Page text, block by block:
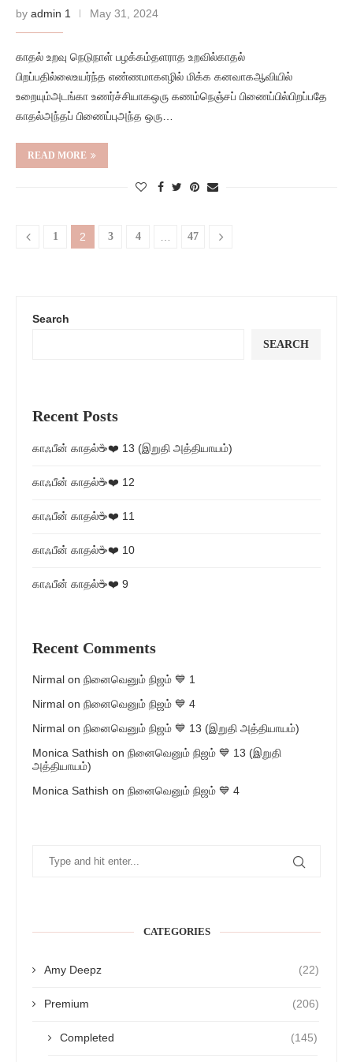
by admin 1 May 31, 2024
காதல் உறவு நெடுநாள் பழக்கம்தளராத உறவில்காதல்
பிறப்பதில்லைஉயர்ந்த எண்ணமாகஎழில் மிக்க கனவாகஆவியில்
உறையும்அடங்கா உணர்ச்சியாகஒரு கணம்நெஞ்சப் பிணைப்பில்பிறப்பதே
காதல்அந்தப் பிணைப்புஅந்த ஒரு…
READ MORE
1 2 3 4 47
Search
SEARCH
Recent Posts
காஃபீன் காதல்☕❤️ 13 (இறுதி அத்தியாயம்)
காஃபீன் காதல்☕❤️ 12
காஃபீன் காதல்☕❤️ 11
காஃபீன் காதல்☕❤️ 10
காஃபீன் காதல்☕❤️ 9
Recent Comments
Nirmal on நினைவெனும் நிஜம் 💙 1
Nirmal on நினைவெனும் நிஜம் 💙 4
Nirmal on நினைவெனும் நிஜம் 💙 13 (இறுதி அத்தியாயம்)
Monica Sathish on நினைவெனும் நிஜம் 💙 13 (இறுதி
அத்தியாயம்)
Monica Sathish on நினைவெனும் நிஜம் 💙 4
CATEGORIES
Amy Deepz (22)
Premium (206)
Completed (145)